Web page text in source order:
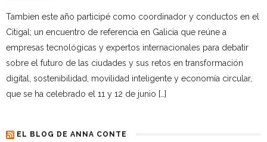
Tambien este año participé como coordinador y conductos en el
Citigal; un encuentro de referencia en Galicia que reúne a
empresas tecnológicas y expertos internacionales para debatir
sobre el futuro de las ciudades y sus retos en transformación
digital, sostenibilidad, movilidad inteligente y economía circular,
que se ha celebrado el 11 y 12 de junio […]
EL BLOG DE ANNA CONTE